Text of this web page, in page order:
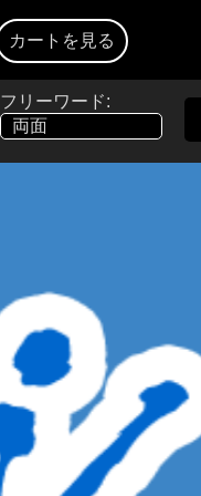
カートを見る
フリーワード: